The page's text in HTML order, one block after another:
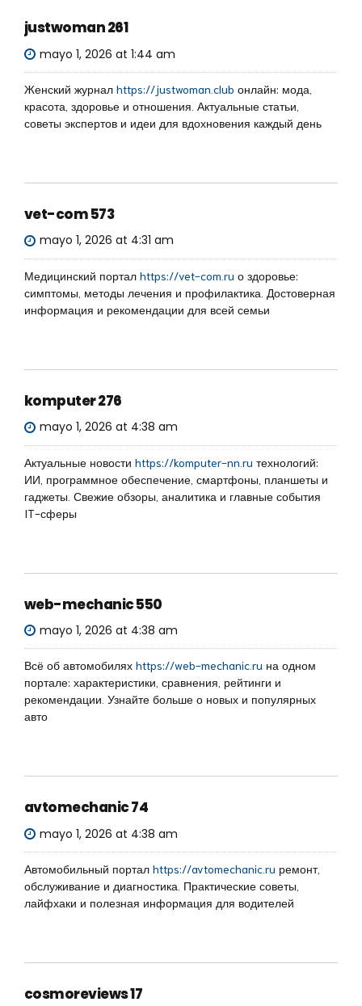
justwoman 261
mayo 1, 2026 at 1:44 am
Женский журнал https://justwoman.club онлайн: мода,
красота, здоровье и отношения. Актуальные статьи,
советы экспертов и идеи для вдохновения каждый день
vet-com 573
mayo 1, 2026 at 4:31 am
Медицинский портал https://vet-com.ru о здоровье:
симптомы, методы лечения и профилактика. Достоверная
информация и рекомендации для всей семьи
komputer 276
mayo 1, 2026 at 4:38 am
Актуальные новости https://komputer-nn.ru технологий:
ИИ, программное обеспечение, смартфоны, планшеты и
гаджеты. Свежие обзоры, аналитика и главные события
IT-сферы
web-mechanic 550
mayo 1, 2026 at 4:38 am
Всё об автомобилях https://web-mechanic.ru на одном
портале: характеристики, сравнения, рейтинги и
рекомендации. Узнайте больше о новых и популярных
авто
avtomechanic 74
mayo 1, 2026 at 4:38 am
Автомобильный портал https://avtomechanic.ru ремонт,
обслуживание и диагностика. Практические советы,
лайфхаки и полезная информация для водителей
cosmoreviews 17